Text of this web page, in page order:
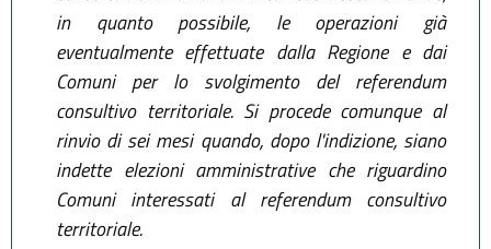
in quanto possibile, le operazioni già
eventualmente effettuate dalla Regione e dai
Comuni per lo svolgimento del referendum
consultivo territoriale. Si procede comunque al
rinvio di sei mesi quando, dopo l'indizione, siano
indette elezioni amministrative che riguardino
Comuni interessati al referendum consultivo
territoriale.